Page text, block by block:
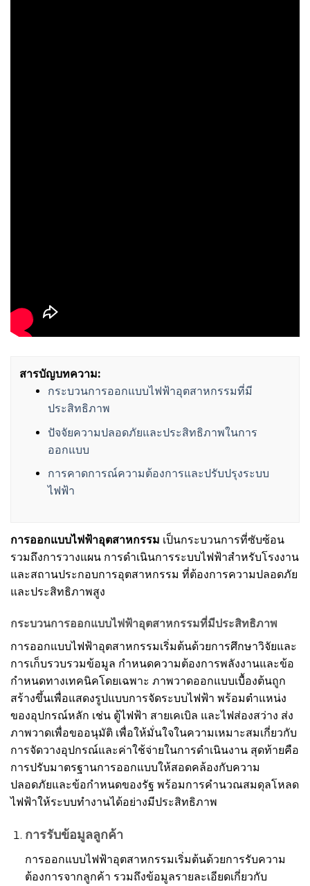
สารบัญบทความ:
กระบวนการออกแบบไฟฟ้าอุตสาหกรรมที่มี
ประสิทธิภาพ
ปัจจัยความปลอดภัยและประสิทธิภาพในการ
ออกแบบ
การคาดการณ์ความต้องการและปรับปรุงระบบ
ไฟฟ้า
การออกแบบไฟฟ้าอุตสาหกรรม เป็นกระบวนการที่ซับซ้อน
รวมถึงการวางแผน การดำเนินการระบบไฟฟ้าสำหรับโรงงาน
และสถานประกอบการอุตสาหกรรม ที่ต้องการความปลอดภัย
และประสิทธิภาพสูง
กระบวนการออกแบบไฟฟ้าอุตสาหกรรมที่มีประสิทธิภาพ
การออกแบบไฟฟ้าอุตสาหกรรมเริ่มต้นด้วยการศึกษาวิจัยและ
การเก็บรวบรวมข้อมูล กำหนดความต้องการพลังงานและข้อ
กำหนดทางเทคนิคโดยเฉพาะ ภาพวาดออกแบบเบื้องต้นถูก
สร้างขึ้นเพื่อแสดงรูปแบบการจัดระบบไฟฟ้า พร้อมตำแหน่ง
ของอุปกรณ์หลัก เช่น ตู้ไฟฟ้า สายเคเบิล และไฟส่องสว่าง ส่ง
ภาพวาดเพื่อขออนุมัติ เพื่อให้มั่นใจในความเหมาะสมเกี่ยวกับ
การจัดวางอุปกรณ์และค่าใช้จ่ายในการดำเนินงาน สุดท้ายคือ
การปรับมาตรฐานการออกแบบให้สอดคล้องกับความ
ปลอดภัยและข้อกำหนดของรัฐ พร้อมการคำนวณสมดุลโหลด
ไฟฟ้าให้ระบบทำงานได้อย่างมีประสิทธิภาพ
การรับข้อมูลลูกค้า
การออกแบบไฟฟ้าอุตสาหกรรมเริ่มต้นด้วยการรับความ
ต้องการจากลูกค้า รวมถึงข้อมูลรายละเอียดเกี่ยวกับ